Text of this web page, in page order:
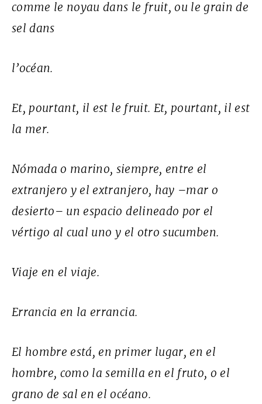
comme le noyau dans le fruit, ou le grain de
sel dans
l’océan.
Et, pourtant, il est le fruit. Et, pourtant, il est
la mer.
Nómada o marino, siempre, entre el
extranjero y el extranjero, hay –mar o
desierto– un espacio delineado por el
vértigo al cual uno y el otro sucumben.
Viaje en el viaje.
Errancia en la errancia.
El hombre está, en primer lugar, en el
hombre, como la semilla en el fruto, o el
grano de sal en el océano.